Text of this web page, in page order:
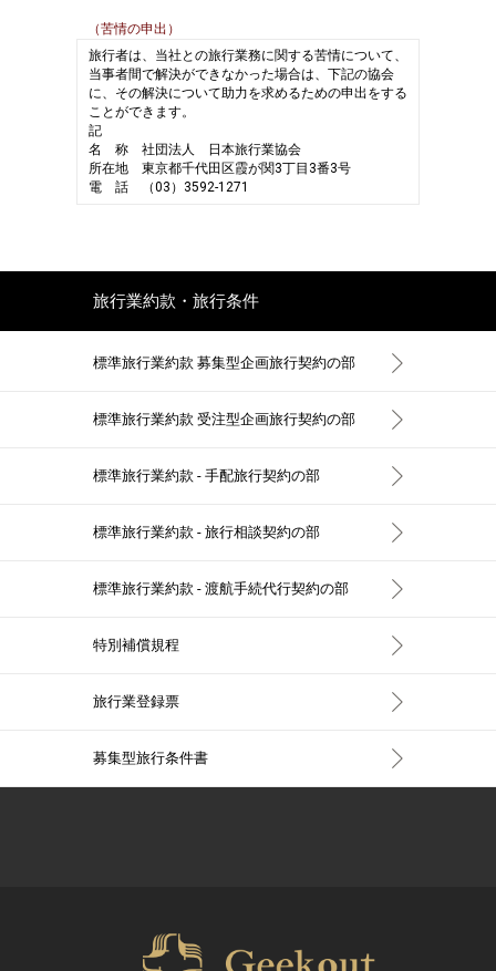
（苦情の申出）
旅行者は、当社との旅行業務に関する苦情について、
当事者間で解決ができなかった場合は、下記の協会
に、その解決について助力を求めるための申出をする
ことができます。
記
名 称
社団法人 日本旅行業協会
所在地
東京都千代田区霞が関3丁目3番3号
電 話
（03）3592-1271
旅行業約款・旅行条件
標準旅行業約款 募集型企画旅行契約の部
標準旅行業約款 受注型企画旅行契約の部
標準旅行業約款 - 手配旅行契約の部
標準旅行業約款 - 旅行相談契約の部
標準旅行業約款 - 渡航手続代行契約の部
特別補償規程
旅行業登録票
募集型旅行条件書